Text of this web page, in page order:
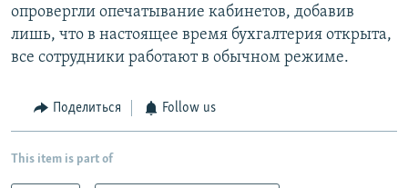
опровергли опечатывание кабинетов, добавив
лишь, что в настоящее время бухгалтерия открыта,
все сотрудники работают в обычном режиме.
Поделиться Follow us
This item is part of